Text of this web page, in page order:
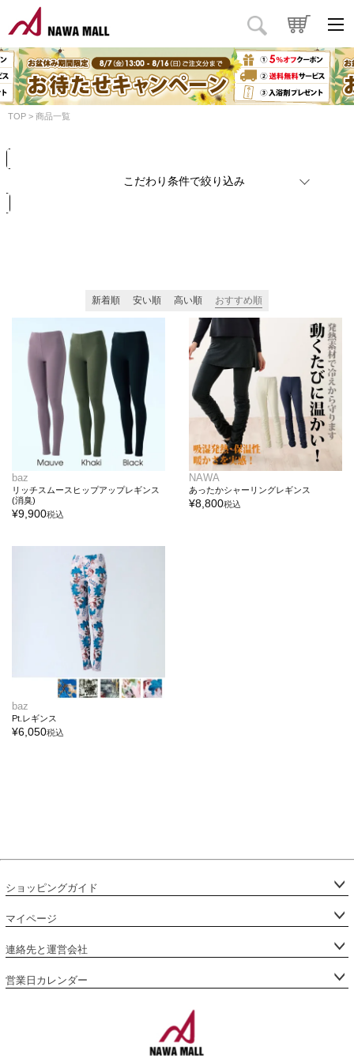
TOP 商品一覧
こだわり条件で絞り込み
商品タイプ
価格 円～ 円
カラー
新着順 安い順 高い順 おすすめ順
baz
リッチスムースヒップアップレギンス
(消臭)
¥9,900税込
NAWA
あったかシャーリングレギンス
¥8,800税込
baz
Pt.レギンス
¥6,050税込
ショッピングガイド
マイページ
連絡先と運営会社
営業日カレンダー